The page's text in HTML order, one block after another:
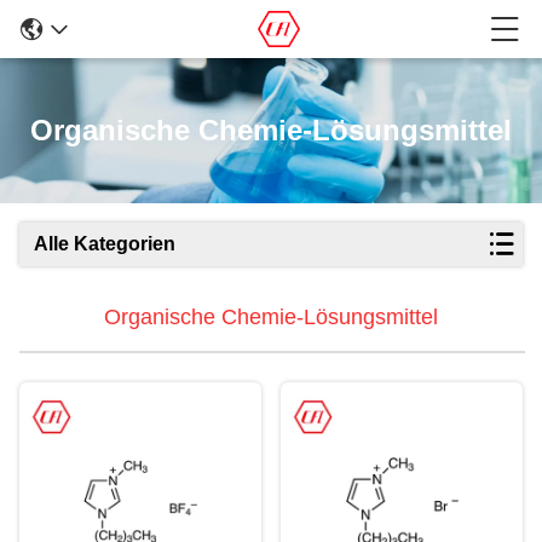
Organische Chemie-Lösungsmittel
Alle Kategorien
Organische Chemie-Lösungsmittel